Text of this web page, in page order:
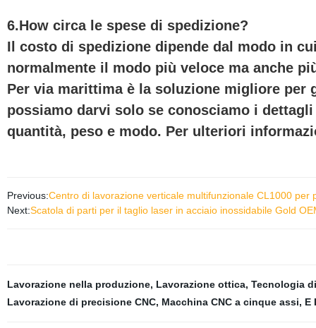
6.How circa le spese di spedizione?
Il costo di spedizione dipende dal modo in
normalmente il modo più veloce ma anche
Per via marittima è la soluzione migliore
possiamo darvi solo se conosciamo i
quantità, peso e modo. Per ulteriori
Previous:Centro di lavorazione verticale multifunzionale CL1000
Next:Scatola di parti per il taglio laser in acciaio inossidabile Gold
Lavorazione nella produzione, Lavorazione ottica, Tecnologia
Lavorazione di precisione CNC, Macchina CNC a cinque assi, E